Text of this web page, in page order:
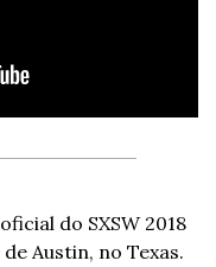
Austin, no Texas.